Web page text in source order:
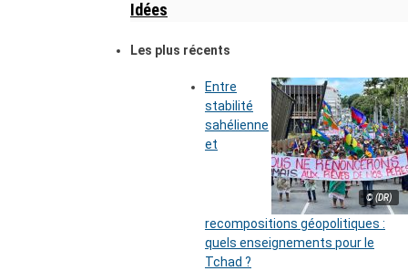
Idées
Les plus récents
© (DR)
Entre
stabilité
sahélienne
et
recompositions géopolitiques :
quels enseignements pour le
Tchad ?